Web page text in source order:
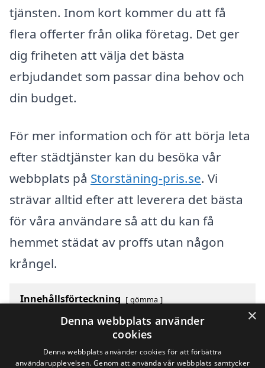
tjänsten. Inom kort kommer du att få
flera offerter från olika företag. Det ger
dig friheten att välja det bästa
erbjudandet som passar dina behov och
din budget.
För mer information och för att börja leta
efter städtjänster kan du besöka vår
webbplats på Storstäning-pris.se. Vi
strävar alltid efter att leverera det bästa
för våra användare så att du kan få
hemmet städat av proffs utan någon
krångel.
Innehållsförteckning gömma
Översikt över svenska städer som börjar med Y
Sök efter en skicklig storstädning i andra städer i
×
Denna webbplats använder
cookies
Denna webbplats använder cookies för att förbättra
användarupplevelsen. Genom att använda vår webbplats samtycker